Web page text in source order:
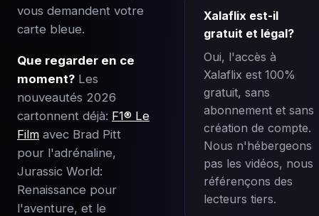
vous demandent votre
carte bleue.
Que regarder en ce
moment? Les
nouveautés 2026
cartonnent déjà: F1® Le
Film avec Brad Pitt
pour l'adrénaline,
Jurassic World:
Renaissance pour
l'aventure, et le
Xalaflix est-il
gratuit et légal?
Oui, l'accès à
Xalaflix est 100%
gratuit, sans
abonnement et sans
création de compte.
Nous n'hébergeons
pas les vidéos, nous
référençons des
lecteurs tiers.